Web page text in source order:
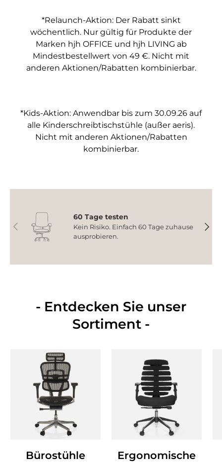
*Relaunch-Aktion: Der Rabatt sinkt
wöchentlich. Nur gültig für Produkte der
Marken hjh OFFICE und hjh LIVING ab
Mindestbestellwert von 49 €. Nicht mit
anderen Aktionen/Rabatten kombinierbar.
*Kids-Aktion: Anwendbar bis zum 30.09.26 auf
alle Kinderschreibtischstühle (außer aeris).
Nicht mit anderen Aktionen/Rabatten
kombinierbar.
Vorherige
60 Tage testen
Kein Risiko. Einfach 60 Tage zuhause
ausprobieren.
- Entdecken Sie unser
Sortiment -
Bürostühle
Ergonomische